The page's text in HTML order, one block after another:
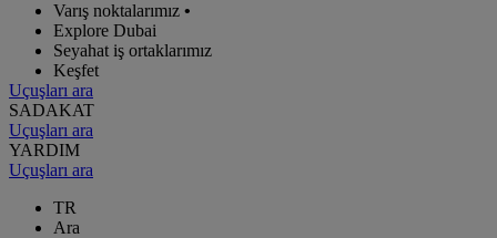
Varış noktalarımız •
Explore Dubai
Seyahat iş ortaklarımız
Keşfet
Uçuşları ara
SADAKAT
Uçuşları ara
YARDIM
Uçuşları ara
TR
Ara